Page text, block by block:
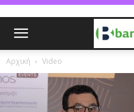
Αρχική Video